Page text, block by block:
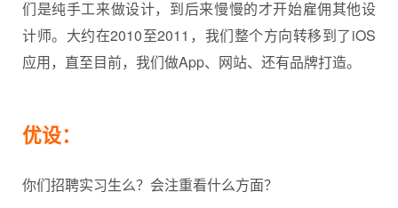
们是纯手工来做设计，到后来慢慢的才开始雇佣其他设
计师。大约在2010至2011，我们整个方向转移到了iOS
应用，直至目前，我们做App、网站、还有品牌打造。
优设：
你们招聘实习生么？会注重看什么方面？